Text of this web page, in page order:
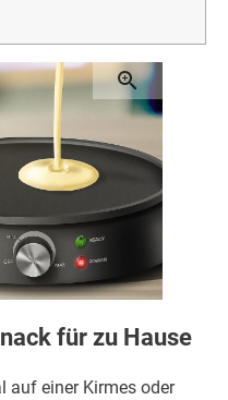
für zu Hause
auf einer Kirmes oder